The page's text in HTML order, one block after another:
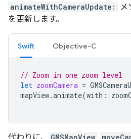
animateWithCameraUpdate:
メ
を更新します。
Swift Objective-C
// Zoom in one zoom level
let zoomCamera =
mapView.animate(with :